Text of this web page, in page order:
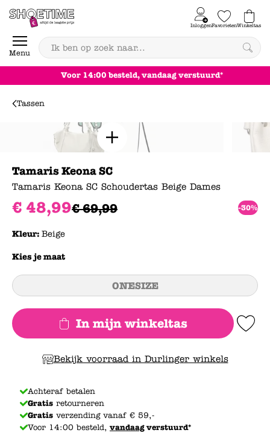
Skip to content
Menu
InloggenFavorietenWinkeltas
0
Voor 14:00 besteld, vandaag verstuurd*
Tassen
Tamaris Keona SC
Tamaris Keona SC Schoudertas Beige Dames
€ 48,99€ 69,99 -30%
Kleur: Beige
Kies je maat
ONESIZE
In mijn winkeltas Add to
Bekijk voorraad in Durlinger winkels
Achteraf betalen
Gratis retourneren
Gratis verzending vanaf € 59,-
Voor 14:00 besteld, vandaagverstuurd*